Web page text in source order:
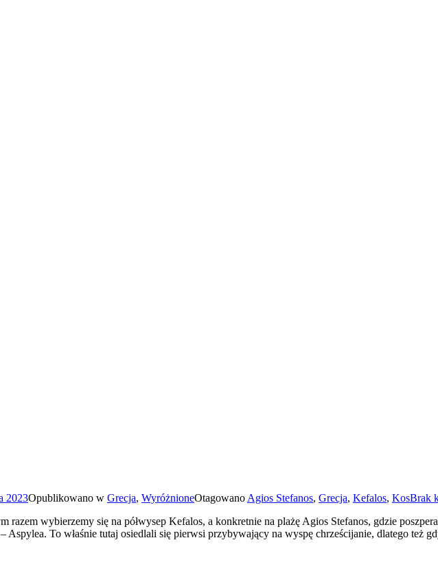
2023Opublikowano w Grecja, WyróżnioneOtagowano Agios Stefanos, Grecja, Kefalos, KosBrak
wybierzemy się na półwysep Kefalos, a konkretnie na plażę Agios Stefanos, gdzie
Aspylea. To właśnie tutaj osiedlali się pierwsi przybywający na wyspę chrześcijanie, dlatego też